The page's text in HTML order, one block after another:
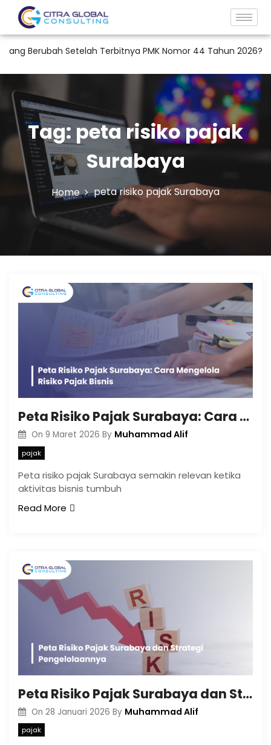
Setelah Terbitnya PMK Nomor 44 Tahun 2026?
Tag:peta risiko pajak
Surabaya
Home peta risiko pajak Surabaya
Peta Risiko Pajak Surabaya: Cara Mengelola Risiko Pajak Bisnis
On 9 Maret 2026 By Muhammad Alif
pajak
Peta risiko pajak Surabaya semakin relevan ketika
aktivitas bisnis tumbuh
Read More
Peta Risiko Pajak Surabaya dan Strategi Pengelolaannya
On 28 Januari 2026 By Muhammad Alif
pajak